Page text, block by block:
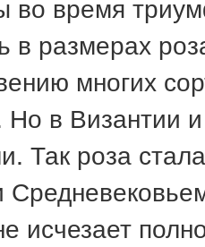
в размерах
многих
Но в Византии
Так роза
исчезает